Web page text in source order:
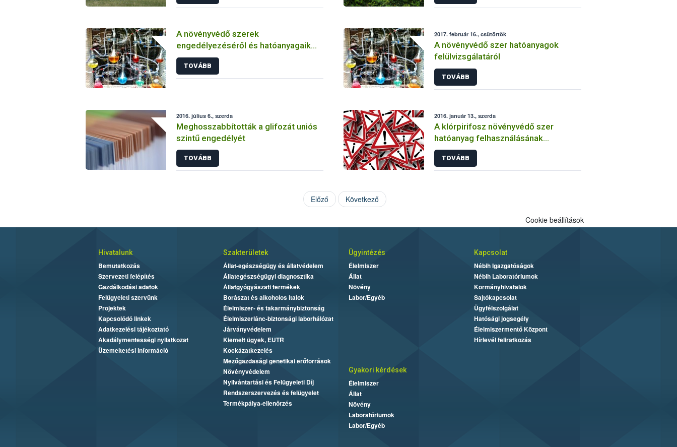
A növényvédő szerek
engedélyezéséről és hatóanyagaik
vizsgálatáról
TOVÁBB
2017. február 16., csütörtök
A növényvédő szer hatóanyagok
felülvizsgálatáról
TOVÁBB
2016. július 6., szerda
Meghosszabbították a glifozát uniós
szintű engedélyét
TOVÁBB
2016. január 13., szerda
A klórpirifosz növényvédő szer
hatóanyag felhasználásának
korlátozása
TOVÁBB
Előző Következő
Cookie beállítások
Hivatalunk
Bemutatkozás
Szervezeti felépítés
Gazdálkodási adatok
Felügyeleti szervünk
Projektek
Kapcsolódó linkek
Adatkezelési tájékoztató
Akadálymentességi nyilatkozat
Üzemeltetési információ
Szakterületek
Állat-egészségügy és állatvédelem
Állategészségügyi diagnosztika
Állatgyógyászati termékek
Borászat és alkoholos italok
Élelmiszer- és takarmánybiztonság
Élelmiszerlánc-biztonsági laborhálózat
Járványvédelem
Kiemelt ügyek, EUTR
Kockázatkezelés
Mezőgazdasági genetikai erőforrások
Növényvédelem
Nyilvántartási és Felügyeleti Díj
Rendszerszervezés és felügyelet
Termékpálya-ellenőrzés
Ügyintézés
Élelmiszer
Állat
Növény
Labor/Egyéb
Kapcsolat
Nébih Igazgatóságok
Nébih Laboratóriumok
Kormányhivatalok
Sajtókapcsolat
Ügyfélszolgálat
Hatósági jogsegély
Élelmiszermentő Központ
Hírlevél feliratkozás
Gyakori kérdések
Élelmiszer
Állat
Növény
Laboratóriumok
Labor/Egyéb